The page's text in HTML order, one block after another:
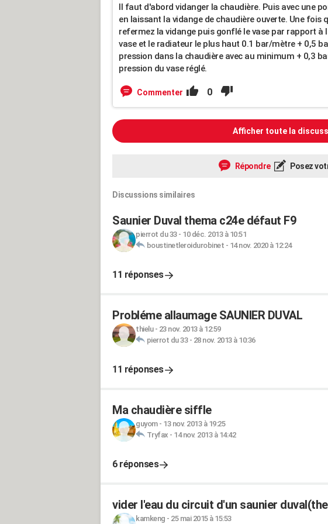
Il faut d'abord vidanger la chaudière. Puis avec une
en laissant la vidange de chaudière ouverte. Une fois
refermez la vidange puis gonflé le vase par rapport
vase et le radiateur le plus haut 0.1 bar/mètre + 0,5
pression dans la chaudière avec au minimum + 0,3
pression du vase réglé.
Commenter 0
Afficher toute la
Répondre Posez
Discussions similaires
Saunier Duval thema c24e défaut F9
pierrot du 33- 10 déc. 2013 à 10:51
boustinetleroidurobinet - 14 nov. 2020 à 12:24
11 réponses
Probléme allaumage SAUNIER DUVAL
thielu- 23 nov. 2013 à 12:59
pierrot du 33- 28 nov. 2013 à 10:36
11 réponses
Ma chaudière siffle
guyom- 13 nov. 2013 à 19:25
Tryfax - 14 nov. 2013 à 14:42
6 réponses
vider l'eau du circuit d'un saunier
kamkeng - 25 mai 2015 à 15:53